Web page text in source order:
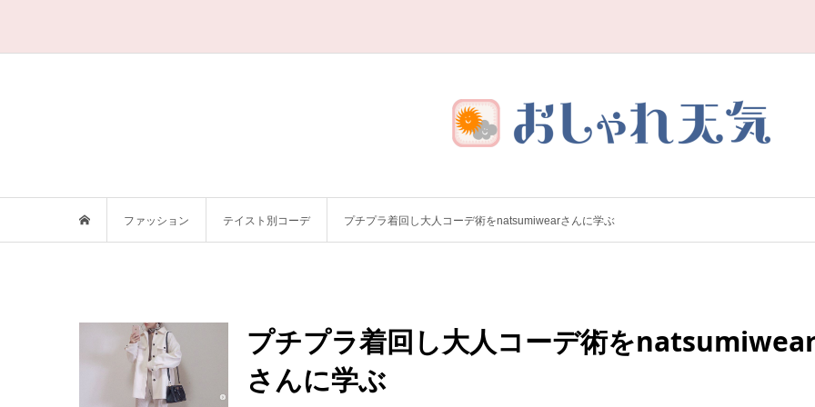
ファッション テイスト別コーデ プチプラ着回し大人コーデ術をnatsumiwearさんに学ぶ
プチプラ着回し大人コーデ術を
さんに学ぶ